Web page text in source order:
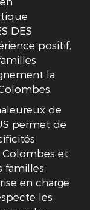
DES
positif,
la
de
permet de
et
familles
en charge
les